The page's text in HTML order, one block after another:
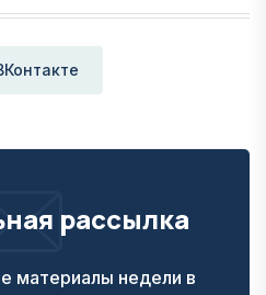
рассылка
материалы недели в